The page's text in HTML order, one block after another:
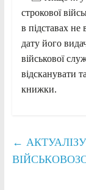
строкової
в підставах не
дату його
військової
відсканувати
книжки.
←